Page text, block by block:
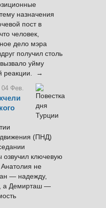
назначения
пост в
человек,
дело мэра
получил столь
уйму
реакции. →
| 04 Фев.
движения (ПНД)
озвучил ключевую
не
— надежду,
а Демирташ —